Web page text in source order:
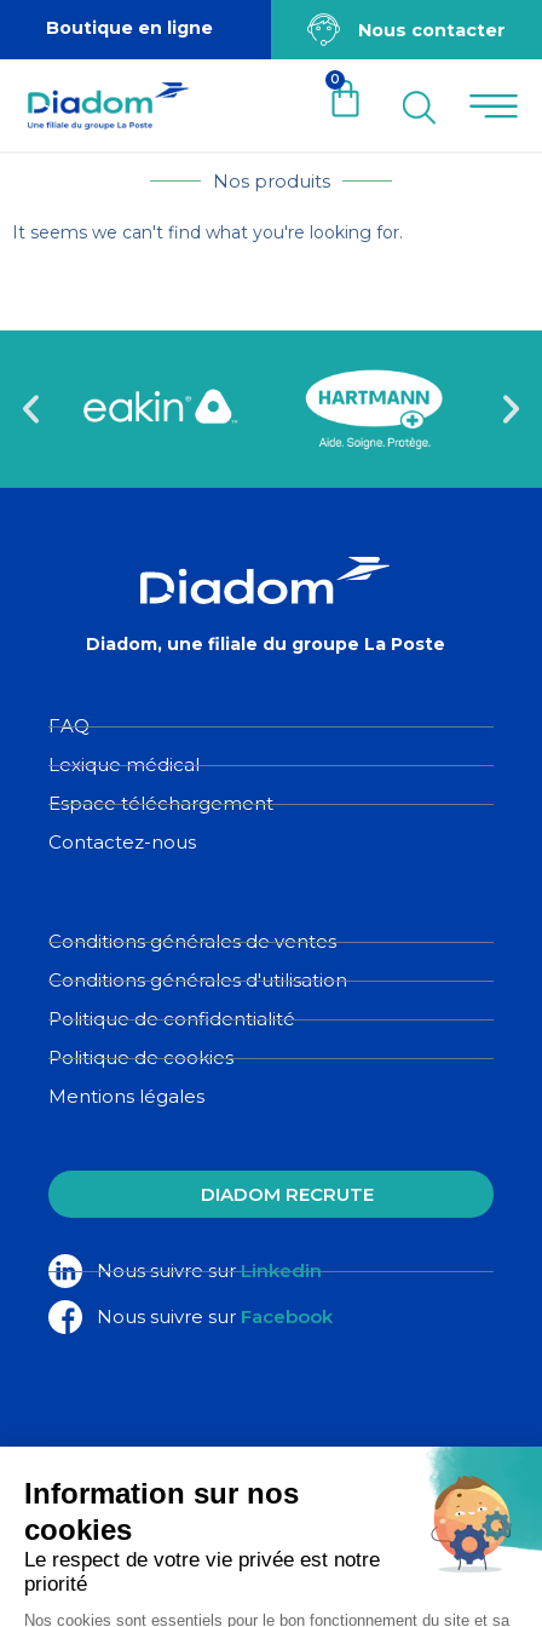
Boutique en ligne Nous contacter
0
Nos produits
It seems we can't find what you're looking for.
Diadom, une filiale du groupe La Poste
FAQ
Lexique médical
Espace téléchargement
Contactez-nous
Conditions générales de ventes
Conditions générales d'utilisation
Politique de confidentialité
Politique de cookies
Mentions légales
DIADOM RECRUTE
Nous suivre surLinkedin
Nous suivre sur Facebook
La Poste Santé & Autonomie,
un ensemble d’expertises du groupe